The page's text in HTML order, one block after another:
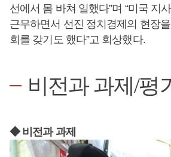
선에서 몸 바쳐 일했다”며 “미국 지
근무하면서 선진 정치경제의 현장
회를 갖기도 했다”고 회상했다.
비전과 과제/평
◆ 비전과 과제